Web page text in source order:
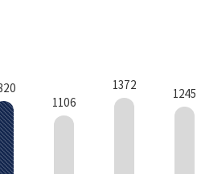
1106
1372
1245